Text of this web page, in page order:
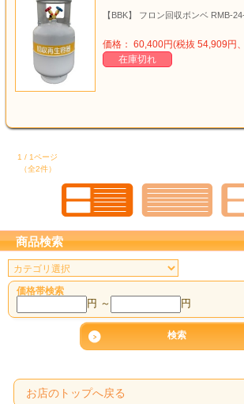
【BBK】 フロン回収ボンベ RMB-
価格： 60,400円(税抜 54,909円
在庫切れ
1 / 1ページ
（全2件）
商品検索
価格帯検索
円 ～ 円
お店のトップへ戻る